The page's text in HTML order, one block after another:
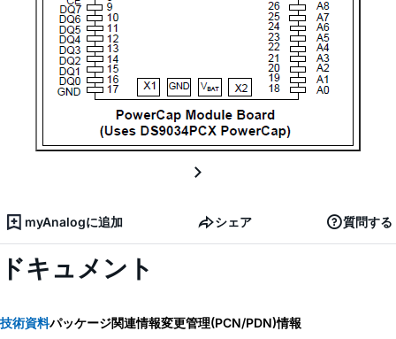
myAnalogに追加 シェア 質問する
ドキュメント
技術資料パッケージ関連情報変更管理(PCN/PDN)情報